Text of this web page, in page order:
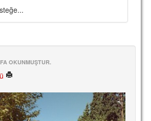
OKUNMUŞTUR.